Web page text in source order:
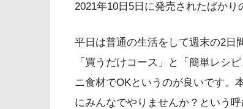
2021年10日5日に発売されたばかり
平日は普通の生活をして週末の2日
「買うだけコース」と「簡単レシ
ニ食材でOKというのが良いです。
にみんなでやりませんか？という